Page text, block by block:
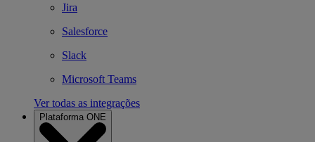
Jira
Salesforce
Slack
Microsoft Teams
Ver todas as integrações
Plataforma ONE